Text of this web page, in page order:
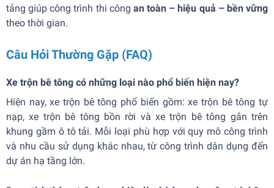
tảng giúp công trình thi công an toàn – hiệu quả – bền vững
theo thời gian.
Câu Hỏi Thường Gặp (FAQ)
Xe trộn bê tông có những loại nào phổ biến hiện nay?
Hiện nay, xe trộn bê tông phổ biến gồm: xe trộn bê tông tự
nạp, xe trộn bê tông bồn rời và xe trộn bê tông gắn trên
khung gầm ô tô tải. Mỗi loại phù hợp với quy mô công trình
và nhu cầu sử dụng khác nhau, từ công trình dân dụng đến
dự án hạ tầng lớn.